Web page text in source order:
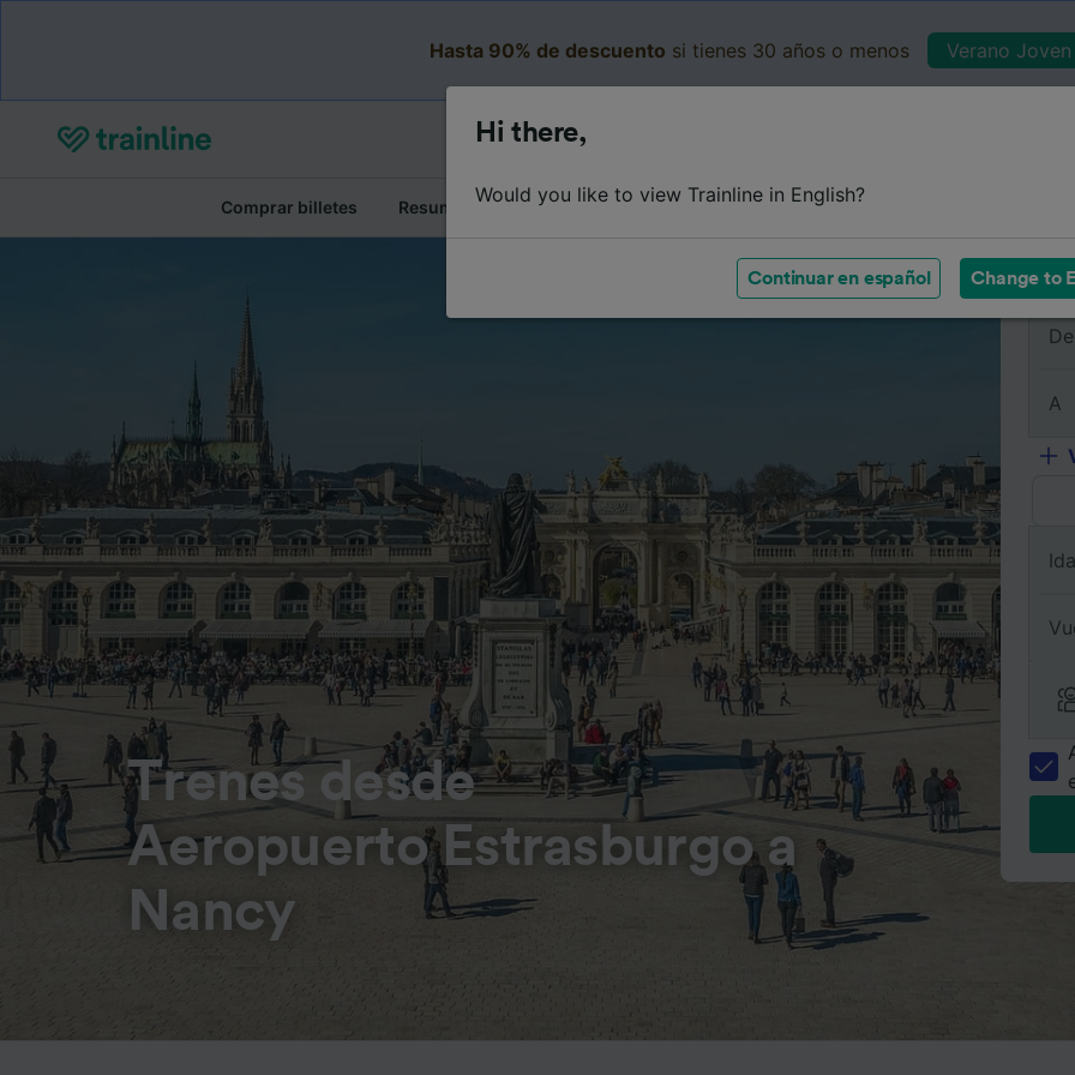
Hasta 90% de descuento si tienes 30 años o menos Verano
Comprar billetes Resumen del viaje Horarios Clases Servicios a bordo
Trenes desde
Aeropuerto Estrasburgo a
Nancy
De
A
Ida
Hi there,
Would you like to view Trainline in English?
Continuar en español Change to